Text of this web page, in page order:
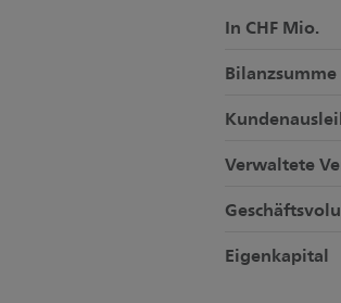
In CHF Mio.
Bilanzsumme
Verwaltete
Eigenkapital